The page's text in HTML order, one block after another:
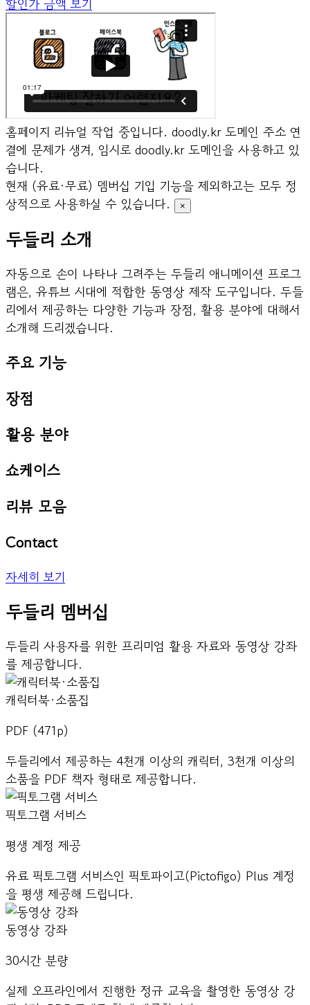
홈페이지 리뉴얼 작업 중입니다. doodly.kr 도메인 주소 연
결에 문제가 생겨, 임시로 doodly.kr 도메인을 사용하고 있
습니다.
현재 (유료·무료) 멤버십 기입 기능을 제외하고는 모두 정
상적으로 사용하실 수 있습니다.
×
두들리 소개
자동으로 손이 나타나 그려주는 두들리 애니메이션 프로그
램은, 유튜브 시대에 적합한 동영상 제작 도구입니다. 두들
리에서 제공하는 다양한 기능과 장점, 활용 분야에 대해서
소개해 드리겠습니다.
주요 기능
장점
활용 분야
쇼케이스
리뷰 모음
Contact
자세히 보기
두들리 멤버십
두들리 사용자를 위한 프리미엄 활용 자료와 동영상 강좌
를 제공합니다.
캐릭터북·소품집
PDF (471p)
두들리에서 제공하는 4천개 이상의 캐릭터, 3천개 이상의
소품을 PDF 책자 형태로 제공합니다.
픽토그램 서비스
평생 계정 제공
유료 픽토그램 서비스인 픽토파이고(Pictofigo) Plus 계정
을 평생 제공해 드립니다.
동영상 강좌
30시간 분량
실제 오프라인에서 진행한 정규 교육을 촬영한 동영상 강